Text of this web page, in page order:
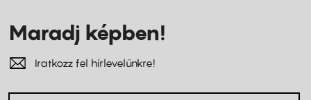
Maradj képben!
Iratkozz fel hírlevelünkre!